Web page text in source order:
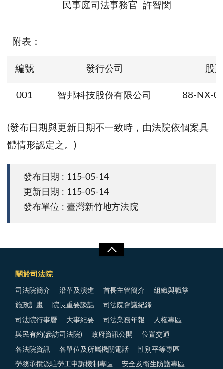
民事庭司法事務官 許智閔
附表：
編號 發行公司 股
001 智邦科技股份有限公司 88-NX-
(發布日期與更新日期不一致時，由法院依個案具
體情形認定之。)
發布日期 : 115-05-14
更新日期 : 115-05-14
發布單位 : 臺灣新竹地方法院
關於司法院
司法院簡介 沿革及演進 首長主管簡介 組織與職掌
施政計畫 院長重要談話 司法院會議紀錄
司法院行事曆 大事紀要 司法業務年報 人權專區
與民有約(參訪司法院) 政府資訊公開 位置交通
各法院資訊 各單位及所屬機關電話 性別平等專區
勞務承攬派駐勞工申訴機制專區 安全及衛生防護專區